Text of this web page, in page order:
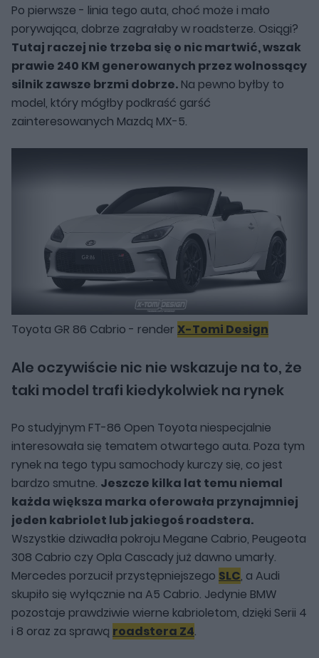
Po pierwsze - linia tego auta, choć może i mało
porywająca, dobrze zagrałaby w roadsterze. Osiągi?
Tutaj raczej nie trzeba się o nic martwić, wszak
prawie 240 KM generowanych przez wolnossący
silnik zawsze brzmi dobrze. Na pewno byłby to
model, który mógłby podkraść garść
zainteresowanych Mazdą MX-5.
Toyota GR 86 Cabrio - render X-Tomi Design
Ale oczywiście nic nie wskazuje na to, że
taki model trafi kiedykolwiek na rynek
Po studyjnym FT-86 Open Toyota niespecjalnie
interesowała się tematem otwartego auta. Poza tym
rynek na tego typu samochody kurczy się, co jest
bardzo smutne. Jeszcze kilka lat temu niemal
każda większa marka oferowała przynajmniej
jeden kabriolet lub jakiegoś roadstera.
Wszystkie dziwadła pokroju Megane Cabrio, Peugeota
308 Cabrio czy Opla Cascady już dawno umarły.
Mercedes porzucił przystępniejszego SLC, a Audi
skupiło się wyłącznie na A5 Cabrio. Jedynie BMW
pozostaje prawdziwie wierne kabrioletom, dzięki Serii 4
i 8 oraz za sprawą roadstera Z4.